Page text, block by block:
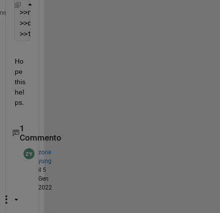
>>num = [2 1];
>>den = [1];
>>tf(num,den);
Ho
pe
this
hel
ps.
1
Commento
zone
yung
il 5
Gen
2022